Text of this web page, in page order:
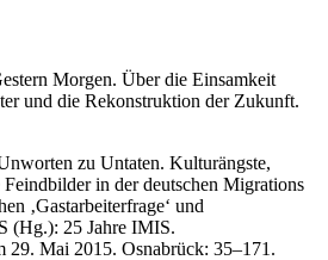
Morgen. Über die Einsamkeit
und die Rekonstruktion der Zukunft.
zu Untaten. Kulturängste,
in der deutschen Migrations
‚Gastarbeiterfrage‘ und
(Hg.): 25 Jahre IMIS.
29. Mai 2015. Osnabrück: 35–171.